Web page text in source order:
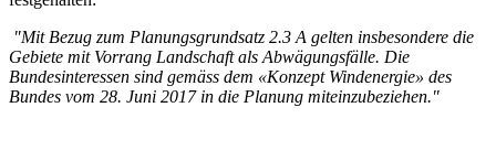
"Mit Bezug zum Planungsgrundsatz 2.3 A gelten insbesondere die
Gebiete mit Vorrang Landschaft als Abwägungsfälle. Die
Bundesinteressen sind gemäss dem «Konzept Windenergie» des
Bundes vom 28. Juni 2017 in die Planung miteinzubeziehen."